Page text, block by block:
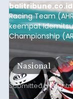
Racing Team
keempat Idemitsu
Championship
berlangsung di
International
Barat, pada 7–9
Nasional
Submitted by